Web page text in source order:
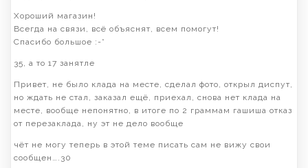
Хороший магазин!
Всегда на связи, всё объяснят, всем помогут!
Спасибо большое :-*
35, а то 17 занятле
Привет, не было клада на месте, сделал фото, открыл диспут,
но ждать не стал, заказал ещё, приехал, снова нет клада на
месте, вообще непонятно, в итоге по 2 граммам гашиша отказ
от перезаклада, ну эт не дело вообще
чёт не могу теперь в этой теме писать сам не вижу свои
сообщен….30